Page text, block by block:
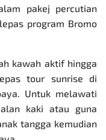
pakej percutian
program Bromo
kawah aktif hingga
tour sunrise di
Untuk melawati
kaki atau guna
tangga kemudian